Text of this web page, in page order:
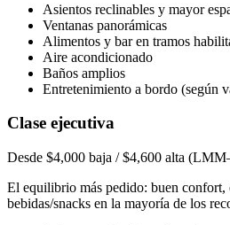
Asientos reclinables y mayor
Ventanas panorámicas
Alimentos y bar en tramos
Aire acondicionado
Baños amplios
Entretenimiento a bordo (según
Clase ejecutiva
Desde $4,000 baja / $4,600 alta
El equilibrio más pedido: buen confort,
bebidas/snacks en la mayoría de los